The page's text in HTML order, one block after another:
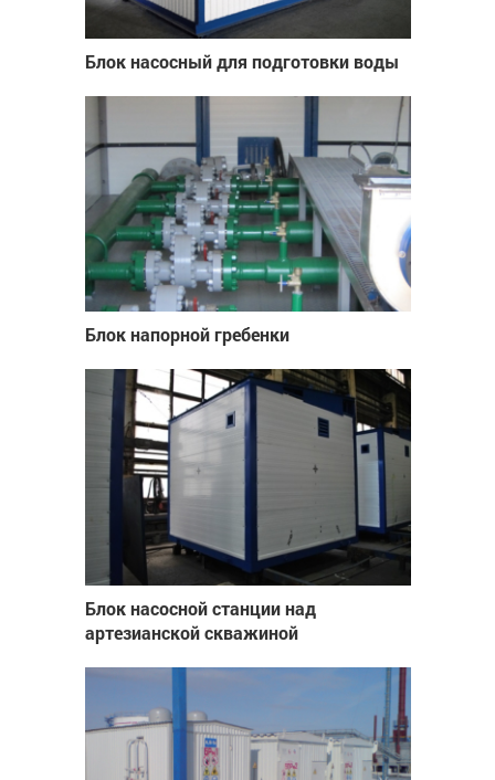
Блок насосный для подготовки воды
Блок напорной гребенки
Блок насосной станции над
артезианской скважиной